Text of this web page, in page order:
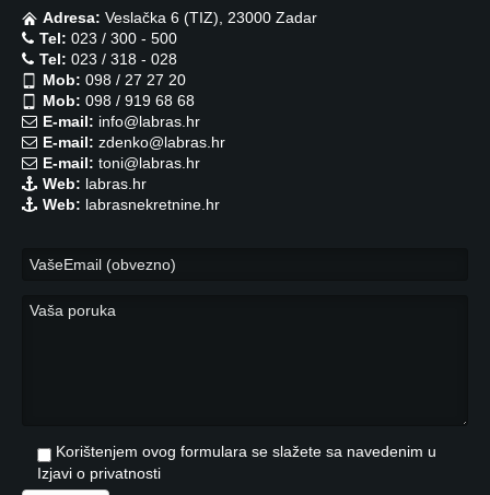
Adresa: Veslačka 6 (TIZ), 23000 Zadar
Tel: 023 / 300 - 500
Tel: 023 / 318 - 028
Mob: 098 / 27 27 20
Mob: 098 / 919 68 68
E-mail: info@labras.hr
E-mail: zdenko@labras.hr
E-mail: toni@labras.hr
Web: labras.hr
Web: labrasnekretnine.hr
Korištenjem ovog formulara se slažete sa navedenim u
Izjavi o privatnosti